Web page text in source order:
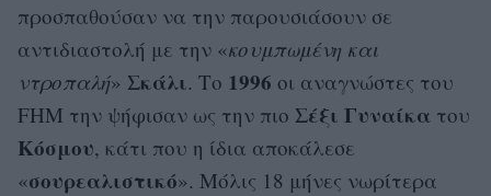
προσπαθούσαν να την παρουσιάσουν σε
αντιδιαστολή με την «κουμπωμένη και
ντροπαλή» Σκάλι. Το 1996 οι αναγνώστες του
FHM την ψήφισαν ως την πιο Σέξι Γυναίκα του
Κόσμου, κάτι που η ίδια αποκάλεσε
«σουρεαλιστικό». Μόλις 18 μήνες νωρίτερα